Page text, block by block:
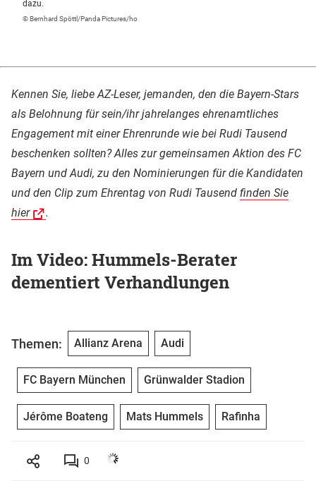
dazu.
© Bernhard Spöttl/Panda Pictures/ho
Kennen Sie, liebe AZ-Leser, jemanden, den die Bayern-Stars
als Belohnung für sein/ihr jahrelanges ehrenamtliches
Engagement mit einer Ehrenrunde wie bei Rudi Tausend
beschenken sollten? Alles zur gemeinsamen Aktion des FC
Bayern und Audi, zu den Nominierungen für die Kandidaten
und den Clip zum Ehrentag von Rudi Tausend finden Sie
hier
.
Im Video: Hummels-Berater
dementiert Verhandlungen
Themen: Allianz Arena Audi
FC Bayern München Grünwalder Stadion
Jérôme Boateng Mats Hummels Rafinha
0